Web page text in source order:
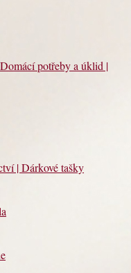
potřeby a úklid |
| Dárkové tašky